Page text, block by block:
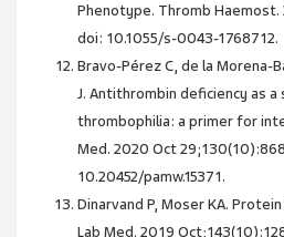
Phenotype. Thromb
doi: 10.1055/s-0043-1768712.
Bravo-Pérez C, de la Morena-
J. Antithrombin deficiency as
thrombophilia: a primer for
Med. 2020 Oct
10.20452/pamw.15371.
Dinarvand P, Moser KA.
Lab Med. 2019